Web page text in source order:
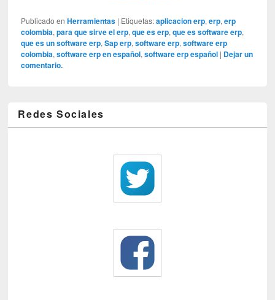
Publicado en Herramientas | Etiquetas: aplicacion erp,erp,erp
colombia,para que sirve el erp,que es erp,que es software erp,
que es un software erp,Sap erp,software erp,software erp
colombia,software erp en español,software erp español | Dejar un
comentario.
Redes Sociales